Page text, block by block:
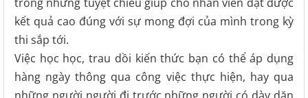
kết quả cao đúng với sự mong đợi của mình trong kỳ
thi sắp tới.
Việc học học, trau dồi kiến thức bạn có thể áp dụng
hàng ngày thông qua công việc thực hiện, hay qua